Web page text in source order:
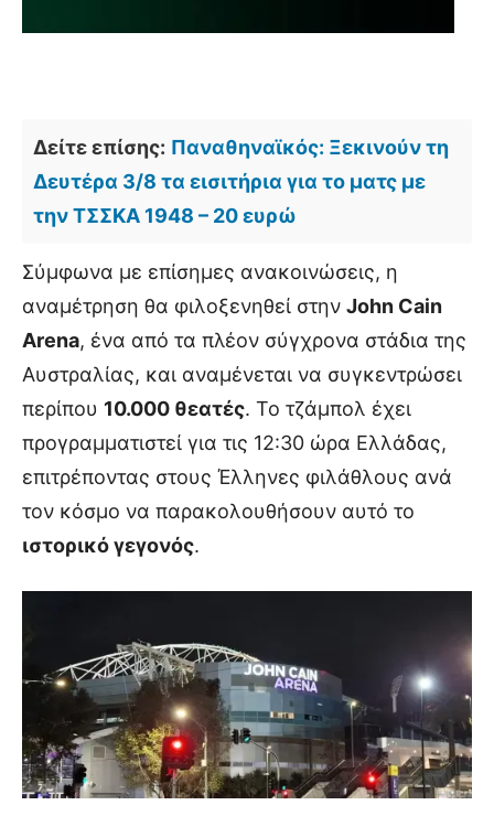
Δείτε επίσης: Παναθηναϊκός: Ξεκινούν τη
Δευτέρα 3/8 τα εισιτήρια για το ματς με
την ΤΣΣΚΑ 1948 – 20 ευρώ
Σύμφωνα με επίσημες ανακοινώσεις, η
αναμέτρηση θα φιλοξενηθεί στην John Cain
Arena, ένα από τα πλέον σύγχρονα στάδια της
Αυστραλίας, και αναμένεται να συγκεντρώσει
περίπου 10.000 θεατές. Το τζάμπολ έχει
προγραμματιστεί για τις 12:30 ώρα Ελλάδας,
επιτρέποντας στους Έλληνες φιλάθλους ανά
τον κόσμο να παρακολουθήσουν αυτό το
ιστορικό γεγονός.